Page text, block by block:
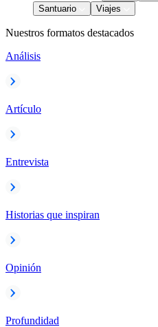
Santuario
Viajes
Nuestros formatos destacados
Análisis
Artículo
Entrevista
Historias que inspiran
Opinión
Profundidad